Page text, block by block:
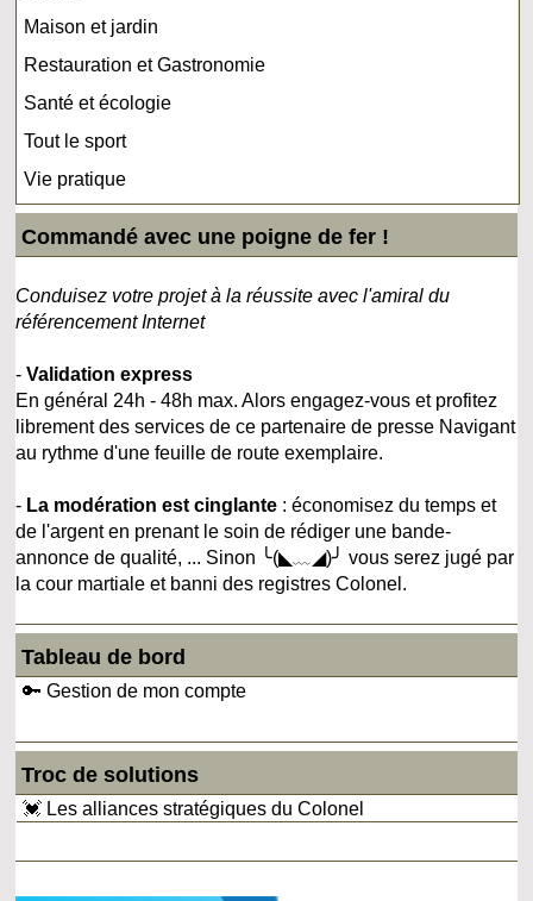
Maison et jardin
Restauration et Gastronomie
Santé et écologie
Tout le sport
Vie pratique
Commandé avec une poigne de fer !
Conduisez votre projet à la réussite avec l'amiral du
référencement Internet
-Validation express
En général 24h - 48h max. Alors engagez-vous et profitez
librement des services de ce partenaire de presse Navigant
au rythme d'une feuille de route exemplaire.
- La modération est cinglante : économisez du temps et
de l'argent en prenant le soin de rédiger une bande-
annonce de qualité, ... Sinon ╰(◣﹏◢)╯ vous serez jugé par
la cour martiale et banni des registres Colonel.
Tableau de bord
🔑 Gestion de mon compte
Troc de solutions
💓 Les alliances stratégiques du Colonel